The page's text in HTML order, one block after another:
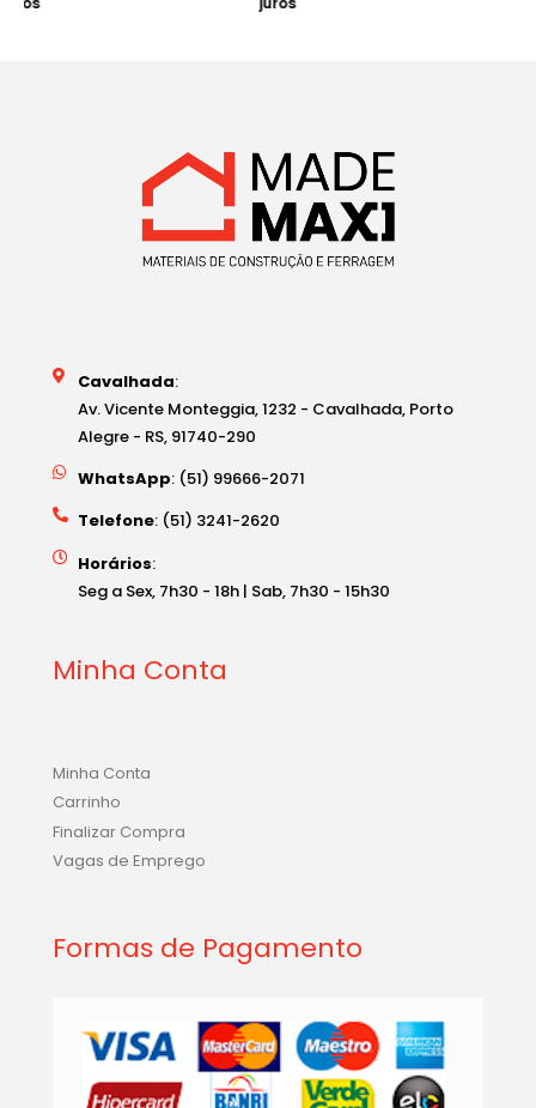
Cavalhada:
Av. Vicente Monteggia, 1232 - Cavalhada, Porto
Alegre - RS, 91740-290
WhatsApp: (51) 99666-2071
Telefone: (51) 3241-2620
Horários:
Seg a Sex, 7h30 - 18h | Sab, 7h30 - 15h30
Minha Conta
Minha Conta
Carrinho
Finalizar Compra
Vagas de Emprego
Formas de Pagamento